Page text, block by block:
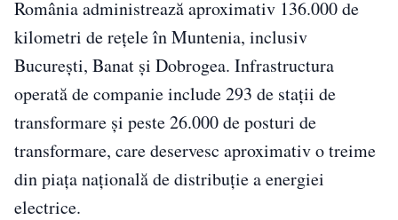
România administrează aproximativ 136.000 de
kilometri de rețele în Muntenia, inclusiv
București, Banat și Dobrogea. Infrastructura
operată de companie include 293 de stații de
transformare și peste 26.000 de posturi de
transformare, care deservesc aproximativ o treime
din piața națională de distribuție a energiei
electrice.